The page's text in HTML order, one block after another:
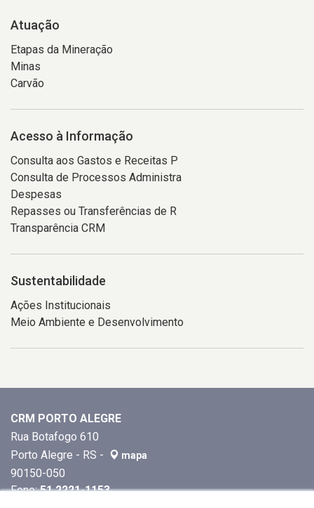
Atuação
Etapas da Mineração
Minas
Carvão
Acesso à Informação
Consulta aos Gastos e Receitas P
Consulta de Processos Administra
Despesas
Repasses ou Transferências de R
Transparência CRM
Sustentabilidade
Ações Institucionais
Meio Ambiente e Desenvolvimento
CRM PORTO ALEGRE
Rua Botafogo 610
Porto Alegre - RS -
mapa
90150-050
Fone:51 2221-1153